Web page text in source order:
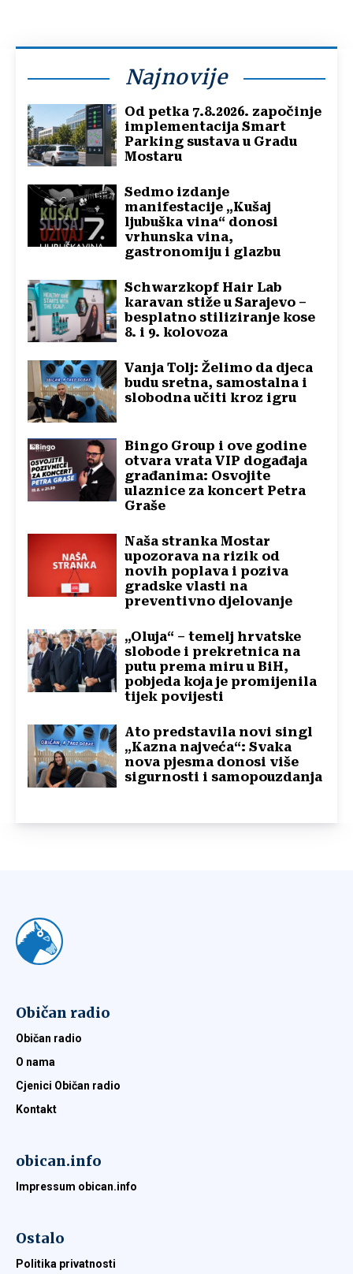
Najnovije
Od petka 7.8.2026. započinje
implementacija Smart
Parking sustava u Gradu
Mostaru
Sedmo izdanje
manifestacije „Kušaj
ljubuška vina“ donosi
vrhunska vina,
gastronomiju i glazbu
Schwarzkopf Hair Lab
karavan stiže u Sarajevo –
besplatno stiliziranje kose
8. i 9. kolovoza
Vanja Tolj: Želimo da djeca
budu sretna, samostalna i
slobodna učiti kroz igru
Bingo Group i ove godine
otvara vrata VIP događaja
građanima: Osvojite
ulaznice za koncert Petra
Graše
Naša stranka Mostar
upozorava na rizik od
novih poplava i poziva
gradske vlasti na
preventivno djelovanje
„Oluja“ – temelj hrvatske
slobode i prekretnica na
putu prema miru u BiH,
pobjeda koja je promijenila
tijek povijesti
Ato predstavila novi singl
„Kazna najveća“: Svaka
nova pjesma donosi više
sigurnosti i samopouzdanja
Običan radio
Običan radio
O nama
Cjenici Običan radio
Kontakt
obican.info
Impressum obican.info
Ostalo
Politika privatnosti